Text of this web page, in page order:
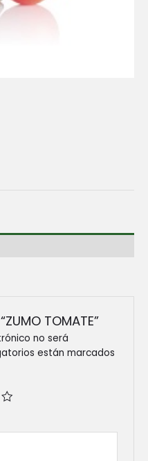
TOMATE”
no será
están marcados